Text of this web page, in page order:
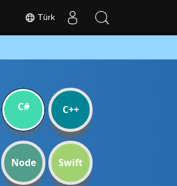
C# C++
Node Swift
Türk